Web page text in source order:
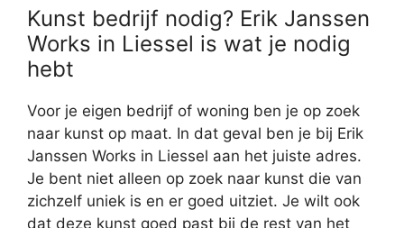
Kunst bedrijf nodig? Erik Janssen
Works in Liessel is wat je nodig
hebt
Voor je eigen bedrijf of woning ben je op zoek
naar kunst op maat. In dat geval ben je bij Erik
Janssen Works in Liessel aan het juiste adres.
Je bent niet alleen op zoek naar kunst die van
zichzelf uniek is en er goed uitziet. Je wilt ook
dat deze kunst goed past bij de rest van het